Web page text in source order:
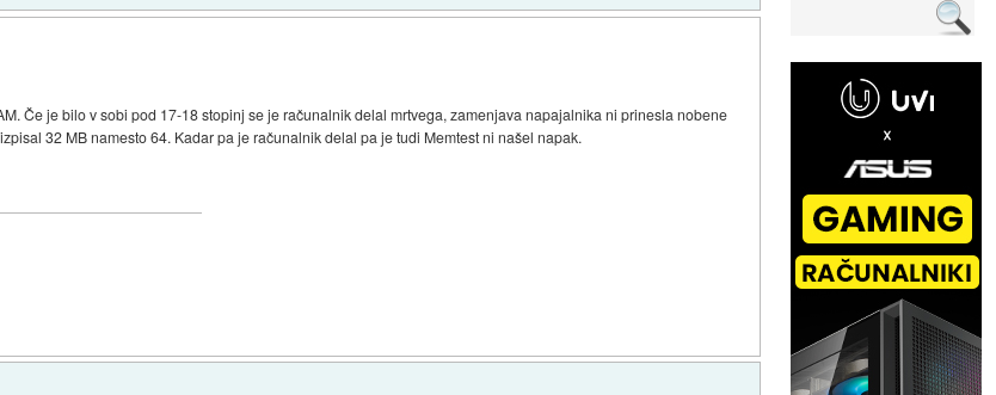
Če je bilo v sobi pod 17-18 stopinj se je računalnik delal mrtvega, zamenjava napajalnika ni prinesla nobene
32 MB namesto 64. Kadar pa je računalnik delal pa je tudi Memtest ni našel napak.